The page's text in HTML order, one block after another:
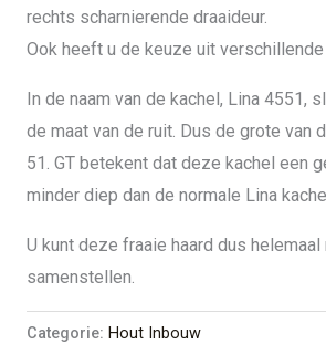
rechts scharnierende draaideur.
Ook heeft u de keuze uit verschillende
In de naam van de kachel, Lina 4551,
de maat van de ruit. Dus de grote van
51. GT betekent dat deze kachel een
minder diep dan de normale Lina
U kunt deze fraaie haard dus
samenstellen.
Categorie: Hout Inbouw